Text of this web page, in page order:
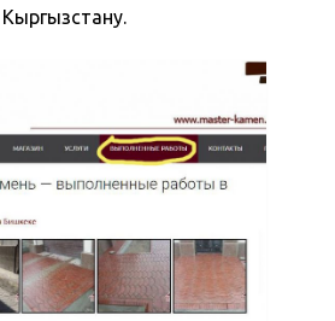
Кыргызстану.